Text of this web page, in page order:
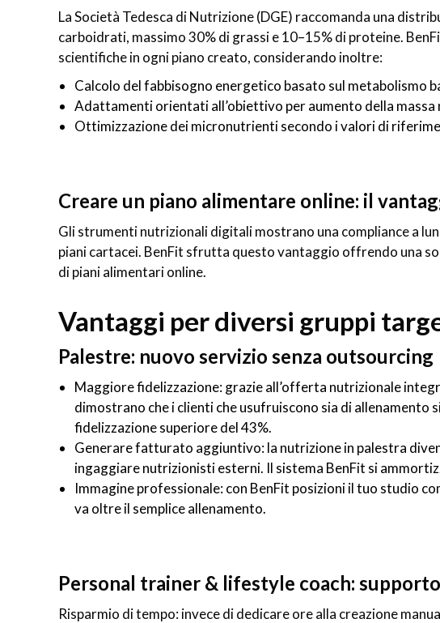
La Società Tedesca di Nutrizione (DGE) raccomanda una
carboidrati, massimo 30% di grassi e 10–15% di proteine.
scientifiche in ogni piano creato, considerando inoltre:
Calcolo del fabbisogno energetico basato sul metabolismo
Adattamenti orientati all’obiettivo per aumento della
Ottimizzazione dei micronutrienti secondo i valori di
Creare un piano alimentare online: il
Gli strumenti nutrizionali digitali mostrano una compliance a
piani cartacei. BenFit sfrutta questo vantaggio offrendo una
di piani alimentari online.
Vantaggi per diversi gruppi
Palestre: nuovo servizio senza outsourcing
Maggiore fidelizzazione: grazie all’offerta nutrizionale
dimostrano che i clienti che usufruiscono sia di allenamento
fidelizzazione superiore del 43%.
Generare fatturato aggiuntivo: la nutrizione in palestra
ingaggiare nutrizionisti esterni. Il sistema BenFit si
Immagine professionale: con BenFit posizioni il tuo studio
va oltre il semplice allenamento.
Personal trainer & lifestyle coach:
Risparmio di tempo: invece di dedicare ore alla creazione